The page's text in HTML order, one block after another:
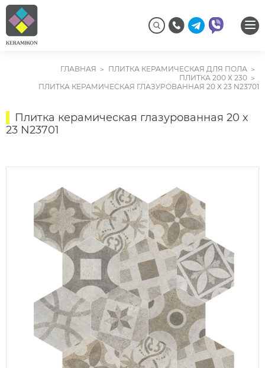
ГЛАВНАЯ
ПЛИТКА КЕРАМИЧЕСКАЯ ДЛЯ ПОЛА
ПЛИТКА 200 Х 230
ПЛИТКА КЕРАМИЧЕСКАЯ ГЛАЗУРОВАННАЯ 20 Х 23 N23701
Плитка керамическая глазурованная 20 х
23 N23701